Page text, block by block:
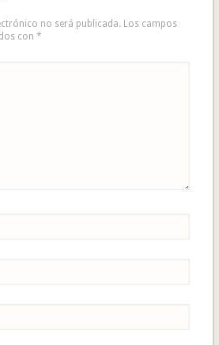
no será publicada. Los campos
con *